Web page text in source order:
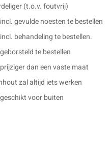
(t.o.v. foutvrij)
gevulde noesten te bestellen
behandeling te bestellen.
te bestellen
dan een vaste maat
zal altijd iets werken
voor buiten